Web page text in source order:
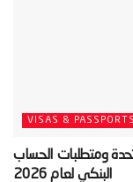
VISAS & PASSPORTS
ومتطلبات الحساب